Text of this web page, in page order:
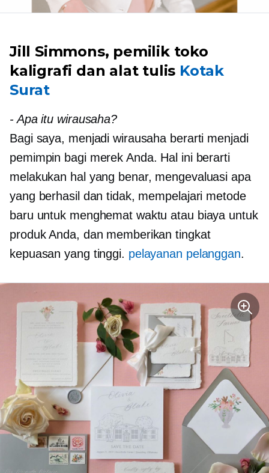
Jill Simmons, pemilik toko
kaligrafi dan alat tulis Kotak
Surat
-Apa itu wirausaha?
Bagi saya, menjadi wirausaha berarti menjadi
pemimpin bagi merek Anda. Hal ini berarti
melakukan hal yang benar, mengevaluasi apa
yang berhasil dan tidak, mempelajari metode
baru untuk menghemat waktu atau biaya untuk
produk Anda, dan memberikan tingkat
kepuasan yang tinggi. pelayanan pelanggan.